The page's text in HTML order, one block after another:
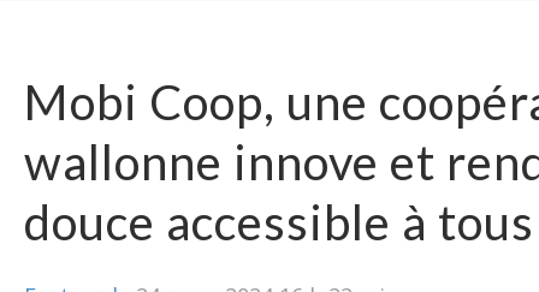
Mobi Coop, une
wallonne innove et
douce accessible à tous